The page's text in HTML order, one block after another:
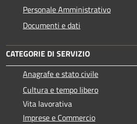
Personale Amministrativo
Documenti e dati
CATEGORIE DI SERVIZIO
Anagrafe e stato civile
Cultura e tempo libero
Vita lavorativa
Imprese e Commercio